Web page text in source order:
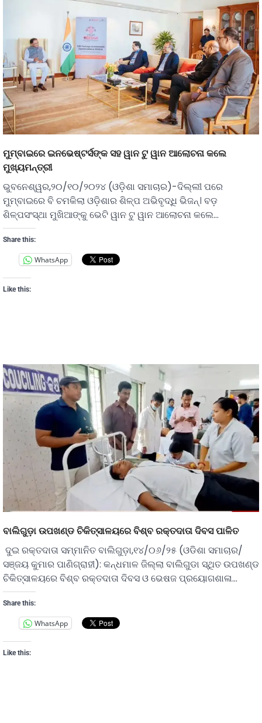
ମୁମ୍ବାଇରେ ଇନଭେଷ୍ଟର୍ସଙ୍କ ସହ ୱାନ ଟୁ ୱାନ ଆଲୋଚନା କଲେ
ମୁଖ୍ୟମନ୍ତ୍ରୀ
ଭୁବନେଶ୍ୱର,୨୦/୧୦/୨୦୨୪ (ଓଡ଼ିଶା ସମାଚାର)-ଦିଲ୍ଲୀ ପରେ
ମୁମ୍ବାଇରେ ବି ଚମକିଲା ଓଡ଼ିଶାର ଶିଳ୍ପ ଅଭିବୃଦ୍ଧି ଭିଜନ୍। ବଡ଼
ଶିଳ୍ପସଂସ୍ଥା ମୁଖିଆଙ୍କୁ ଭେଟି ୱାନ ଟୁ ୱାନ ଆଲୋଚନା କଲେ…
Share this:
WhatsApp
Like this:
ବାଲିଗୁଡ଼ା ଉପଖଣ୍ଡ ଚିକିତ୍ସାଳୟରେ ବିଶ୍ବ ରକ୍ତଦାତା ଦିବସ ପାଳିତ
ଦୁଇ ରକ୍ତଦାତା ସମ୍ମାନିତ ବାଲିଗୁଡ଼ା,୧୪/୦୬/୨୫ (ଓଡିଶା ସମାଚାର/
ସଞ୍ଜୟ କୁମାର ପାଣିଗ୍ରାହୀ): କନ୍ଧମାଳ ଜିଲ୍ଲା ବାଲିଗୁଡା ସ୍ଥିତ ଉପଖଣ୍ଡ
ଚିକିତ୍ସାଳୟରେ ବିଶ୍ବ ରକ୍ତଦାତା ଦିବସ ଓ ଭେଷଜ ପ୍ରୟୋଗଶାଳା…
Share this:
WhatsApp
Like this: